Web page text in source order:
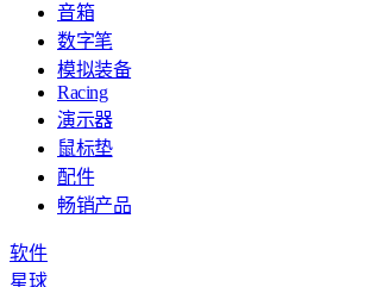
音箱
数字笔
模拟装备
Racing
演示器
鼠标垫
配件
畅销产品
软件
星球